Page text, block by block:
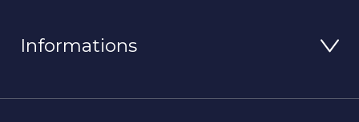
Informations